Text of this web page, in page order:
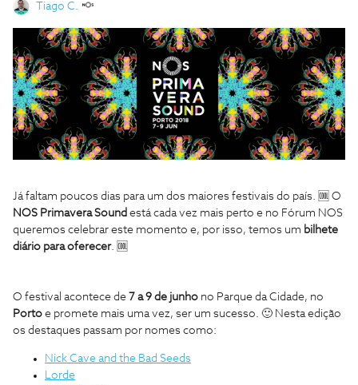
Tiago C.
Já faltam poucos dias para um dos maiores festivais do país. 🆒 O
NOS Primavera Sound está cada vez mais perto e no Fórum NOS
queremos celebrar este momento e, por isso, temos um bilhete
diário para oferecer. 🆒
O festival acontece de 7 a 9 de junho no Parque da Cidade, no
Porto e promete mais uma vez, ser um sucesso. 🙂 Nesta edição
os destaques passam por nomes como:
Nick Cave and the Bad Seeds
Lorde